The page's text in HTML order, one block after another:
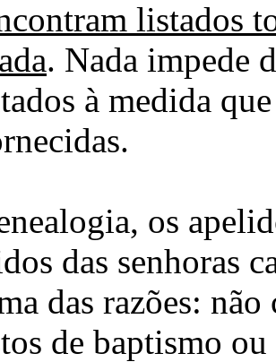
listados
. Nada impede
à medida
os
das senhoras
das razões:
de baptismo